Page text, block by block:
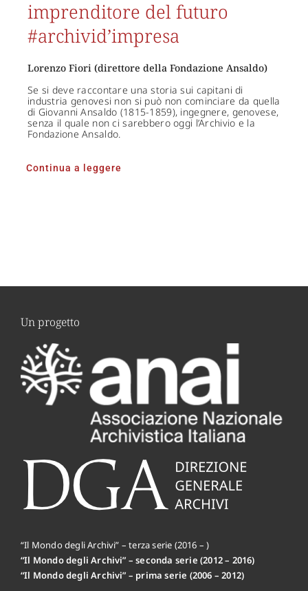
imprenditore del futuro
#archivid’impresa
Lorenzo Fiori (direttore della Fondazione Ansaldo)
Se si deve raccontare una storia sui capitani di
industria genovesi non si può non cominciare da quella
di Giovanni Ansaldo (1815-1859), ingegnere, genovese,
senza il quale non ci sarebbero oggi l’Archivio e la
Fondazione Ansaldo.
Continua a leggere
Un progetto
“Il Mondo degli Archivi” – terza serie (2016 – )
“Il Mondo degli Archivi” – seconda serie (2012 – 2016)
“Il Mondo degli Archivi” – prima serie (2006 – 2012)